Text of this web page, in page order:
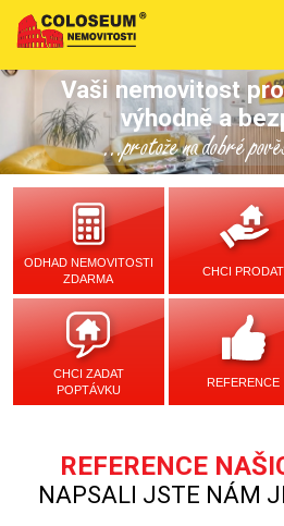
Vaši nemovitost
výhodně a
...protože na dobré
ODHAD NEMOVITOSTI
ZDARMA
CHCI PRODAT
CHCI ZADAT
POPTÁVKU
REFERENCE
REFERENCE
NAPSALI JSTE NÁM